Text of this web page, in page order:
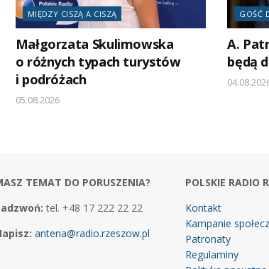
MIĘDZY CISZĄ A CISZĄ
Małgorzata Skulimowska
o różnych typach turystów
i podróżach
05.08.2026
GOŚĆ
A.
będą
TEMAT DO PORUSZENIA?
tel. +48 17 222 22 22
antena@radio.rzeszow.pl
POLSKIE RADIO
Kontakt
Kampanie
Patronaty
Regulaminy